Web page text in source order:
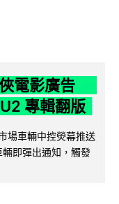
電影廣告
專輯翻版
場車輛中控熒幕推送
輛即彈出通知，觸發